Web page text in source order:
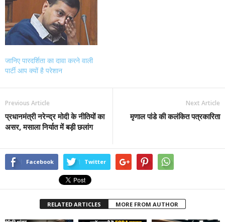
जानिए पारदर्शिता का दावा करने वाली
पार्टी आप क्यों है परेशान
Previous Article
प्रधानमंत्री नरेन्द्र मोदी के नीतियों का
असर, मसाला निर्यात में बड़ी छलांग
Next Article
मृणाल पांडे की कलंकित पत्रकारिता
Facebook Twitter
RELATED ARTICLES MORE FROM AUTHOR